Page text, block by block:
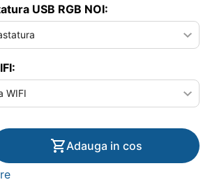
USB RGB NOI:
Adauga in cos